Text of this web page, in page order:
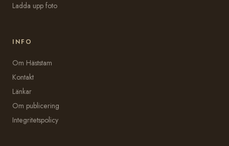
Ladda upp foto
INFO
Om Häststam
Kontakt
Länkar
Om publicering
Integritetspolicy